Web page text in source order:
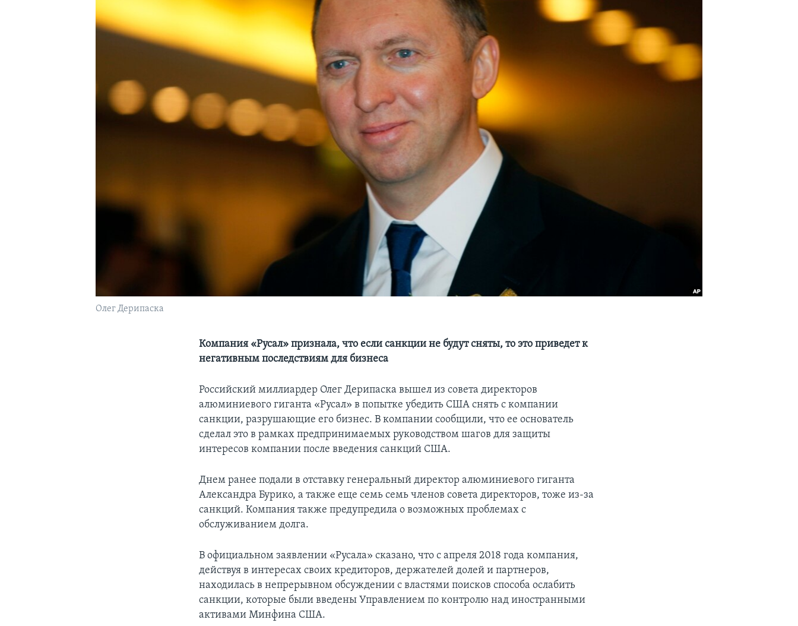
Олег Дерипаска
Компания «Русал» признала, что если санкции не будут сняты, то это приведет к
негативным последствиям для бизнеса
Российский миллиардер Олег Дерипаска вышел из совета директоров
алюминиевого гиганта «Русал» в попытке убедить США снять с компании
санкции, разрушающие его бизнес. В компании сообщили, что ее основатель
сделал это в рамках предпринимаемых руководством шагов для защиты
интересов компании после введения санкций США.
Днем ранее подали в отставку генеральный директор алюминиевого гиганта
Александра Бурико, а также еще семь семь членов совета директоров, тоже из-за
санкций. Компания также предупредила о возможных проблемах с
обслуживанием долга.
В официальном заявлении «Русала» сказано, что с апреля 2018 года компания,
действуя в интересах своих кредиторов, держателей долей и партнеров,
находилась в непрерывном обсуждении с властями поисков способа ослабить
санкции, которые были введены Управлением по контролю над иностранными
активами Минфина США.